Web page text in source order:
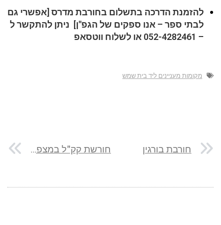
להזמנת הדרכה בתשלום בחורבת מדרס [אפשרי גם
לבתי ספר – אנו ספקים של הגפ"ן] ניתן להתקשר ל
– 052-4282461 או לשלוח ווטסאפ
מקומות מעניינים ליד בית שמש
חורבת בורגין חורשת קק"ל במצפה רמון